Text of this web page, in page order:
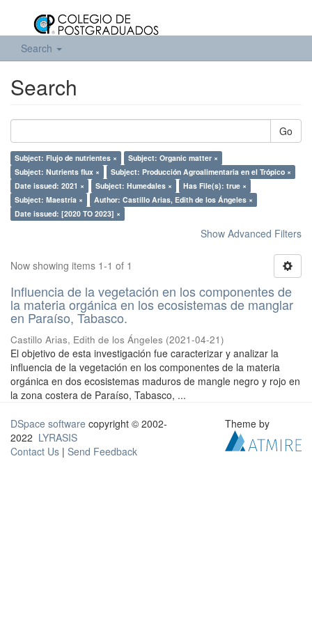
Search
Search
Go
Subject: Flujo de nutrientes ×
Subject: Organic matter ×
Subject: Nutrients flux ×
Subject: Producción Agroalimentaria en el Trópico ×
Date issued: 2021 ×
Subject: Humedales ×
Has File(s): true ×
Subject: Maestría ×
Author: Castillo Arias, Edith de los Ángeles ×
Date issued: [2020 TO 2023] ×
Show Advanced Filters
Now showing items 1-1 of 1
Influencia de la vegetación en los componentes de
la materia orgánica en los ecosistemas de manglar
en Paraíso, Tabasco.
Castillo Arias, Edith de los Ángeles (2021-04-21)
El objetivo de esta investigación fue caracterizar y analizar la
influencia de la vegetación en los componentes de la materia
orgánica en dos ecosistemas maduros de mangle negro y rojo en
la zona costera de Paraíso, Tabasco, ...
DSpace software copyright © 2002-
2022 LYRASIS
Contact Us | Send Feedback
Theme by